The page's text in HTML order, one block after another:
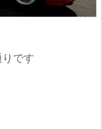
です